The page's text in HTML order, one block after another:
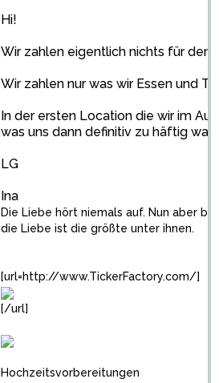
Hi!
Wir zahlen eigentlich nichts für den
Wir zahlen nur was wir Essen und
In der ersten Location die wir im
was uns dann definitiv zu häftig
LG
Ina
Die Liebe hört niemals auf. Nun aber
die Liebe ist die größte unter ihnen.
[url=http://www.TickerFactory.com/]
[/url]
Hochzeitsvorbereitungen